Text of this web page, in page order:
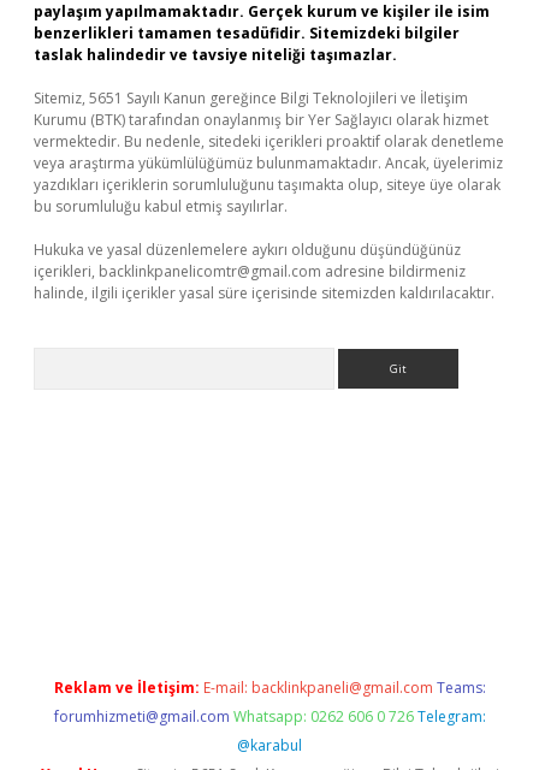
paylaşım yapılmamaktadır. Gerçek kurum ve kişiler ile isim
benzerlikleri tamamen tesadüfidir. Sitemizdeki bilgiler
taslak halindedir ve tavsiye niteliği taşımazlar.
Sitemiz, 5651 Sayılı Kanun gereğince Bilgi Teknolojileri ve İletişim
Kurumu (BTK) tarafından onaylanmış bir Yer Sağlayıcı olarak hizmet
vermektedir. Bu nedenle, sitedeki içerikleri proaktif olarak denetleme
veya araştırma yükümlülüğümüz bulunmamaktadır. Ancak, üyelerimiz
yazdıkları içeriklerin sorumluluğunu taşımakta olup, siteye üye olarak
bu sorumluluğu kabul etmiş sayılırlar.
Hukuka ve yasal düzenlemelere aykırı olduğunu düşündüğünüz
içerikleri, backlinkpanelicomtr@gmail.com adresine bildirmeniz
halinde, ilgili içerikler yasal süre içerisinde sitemizden kaldırılacaktır.
Reklam ve İletişim: E-mail: backlinkpaneli@gmail.com Teams:
forumhizmeti@gmail.com Whatsapp: 0262 606 0 726 Telegram:
@karabul